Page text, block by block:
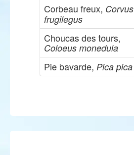
Corbeau freux, Corvus
frugilegus
Choucas des tours,
Coloeus monedula
Pie bavarde, Pica pica